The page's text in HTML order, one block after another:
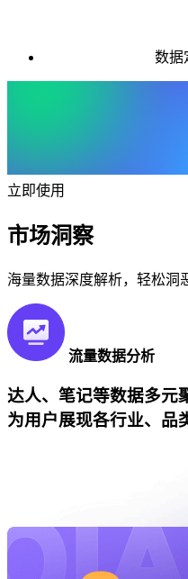
数据
立即使用
市场洞察
海量数据深度解析，轻松洞
流量数据分析
达人、笔记等数据多元
为用户展现各行业、品